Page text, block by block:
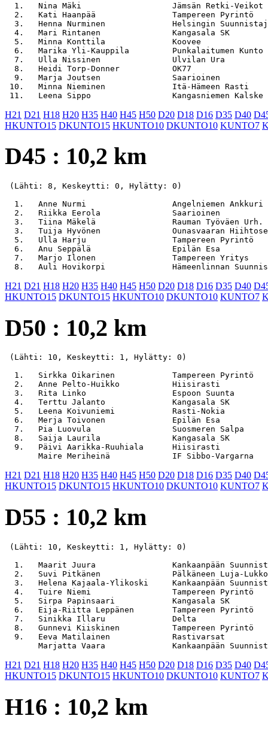
1.   Nina Mäki                   Jämsän
2.   Kati Haanpää                Tampereen Pyrintö
3.   Henna Nurminen              Helsingin
4.   Mari Rintanen               Kangasala SK
5.   Minna Konttila              Koovee
6.   Marika Yli-Kauppila         Punkalaitumen
7.   Ulla Nissinen               Ulvilan Ura
8.   Heidi Torp-Donner           OK77
9.   Marja Joutsen               Saarioinen
10.   Minna Nieminen              Itä-Hämeen
H21 D21 H18 H20 H35 H40 H45 H50 D20 D18 D16 D35 D40
HKUNTO15 DKUNTO15 HKUNTO10 DKUNTO10 KUNTO7
D45 : 10,2 km
(Lähti: 8, Keskeytti: 0, Hylätty: 0)
1.   Anne Nurmi                  Angelniemen
2.   Riikka Eerola               Saarioinen
3.   Tiina Mäkelä                Rauman Työväen
3.   Tuija Hyvönen               Ounasvaaran
5.   Ulla Harju                  Tampereen Pyrintö
6.   Anu Seppälä                 Epilän Esa
7.   Marjo Ilonen                Tampereen Yritys
H21 D21 H18 H20 H35 H40 H45 H50 D20 D18 D16 D35 D40
HKUNTO15 DKUNTO15 HKUNTO10 DKUNTO10 KUNTO7
D50 : 10,2 km
(Lähti: 10, Keskeytti: 1, Hylätty: 0)
1.   Sirkka Oikarinen            Tampereen
2.   Anne Pelto-Huikko           Hiisirasti
3.   Rita Linko                  Espoon Suunta
4.   Terttu Jalanto              Kangasala SK
5.   Leena Koivuniemi            Rasti-Nokia
6.   Merja Toivonen              Epilän Esa
7.   Pia Luovula                 Suosmeren Salpa
8.   Saija Laurila               Kangasala SK
9.   Päivi Aarikka-Ruuhiala      Hiisirasti
H21 D21 H18 H20 H35 H40 H45 H50 D20 D18 D16 D35 D40
HKUNTO15 DKUNTO15 HKUNTO10 DKUNTO10 KUNTO7
D55 : 10,2 km
(Lähti: 10, Keskeytti: 1, Hylätty: 0)
1.   Maarit Juura                Kankaanpään
2.   Suvi Pitkänen               Pälkäneen Luja-
3.   Helena Kajaala-Ylikoski     Kankaanpään
4.   Tuire Niemi                 Tampereen Pyrintö
5.   Sirpa Papinsaari            Kangasala SK
6.   Eija-Riitta Leppänen        Tampereen Pyrintö
7.   Sinikka Illaru              Delta
8.   Gunnevi Kiiskinen           Tampereen Pyrintö
9.   Eeva Matilainen             Rastivarsat
H21 D21 H18 H20 H35 H40 H45 H50 D20 D18 D16 D35 D40
HKUNTO15 DKUNTO15 HKUNTO10 DKUNTO10 KUNTO7
H16 : 10,2 km